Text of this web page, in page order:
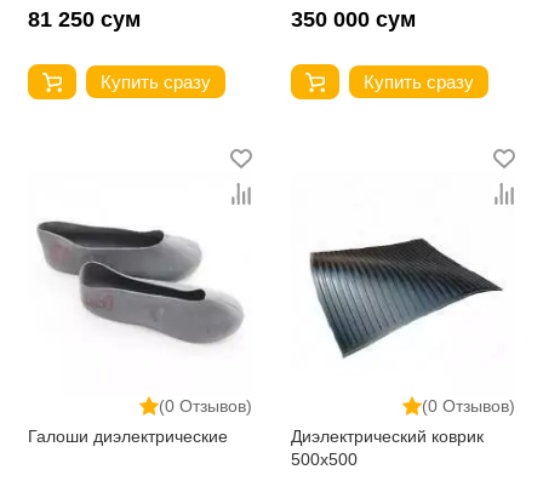
81 250 сум
Купить сразу
350 000 сум
Купить сразу
(0 Отзывов)
Галоши диэлектрические
(0 Отзывов)
Диэлектрический коврик
500х500